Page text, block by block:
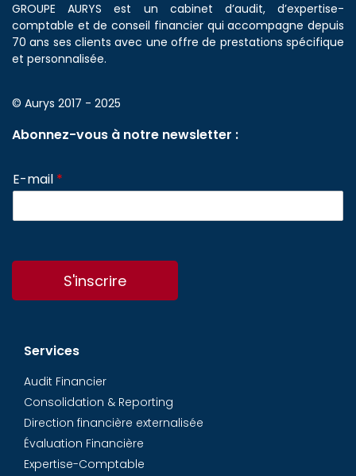
GROUPE AURYS est un cabinet d’audit, d’expertise-
comptable et de conseil financier qui accompagne depuis
70 ans ses clients avec une offre de prestations spécifique
et personnalisée.
© Aurys 2017 - 2025
Abonnez-vous à notre newsletter :
E-mail *
S'inscrire
Services
Audit Financier
Consolidation & Reporting
Direction financière externalisée
Évaluation Financière
Expertise-Comptable